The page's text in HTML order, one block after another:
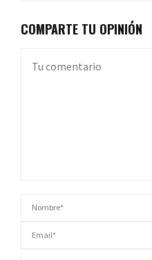
COMPARTE TU OPINIÓN